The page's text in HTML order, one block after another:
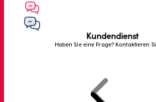
Kundendienst
Haben Sie eine Frage? Kontaktieren